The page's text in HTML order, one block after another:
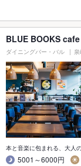
BLUE BOOKS
ダイニングバー・バル
本と音楽に包まれる、大人
5001～6000円